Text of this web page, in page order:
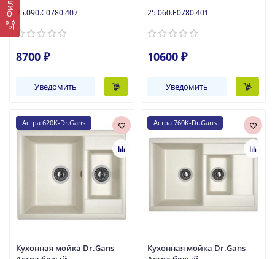
25.090.C0780.407
8700 ₽
Уведомить
25.060.E0780.401
10600 ₽
Уведомить
Астра 620K-Dr.Gans
Кухонная мойка Dr.Gans
Астра 760K-Dr.Gans
Кухонная мойка Dr.Gans